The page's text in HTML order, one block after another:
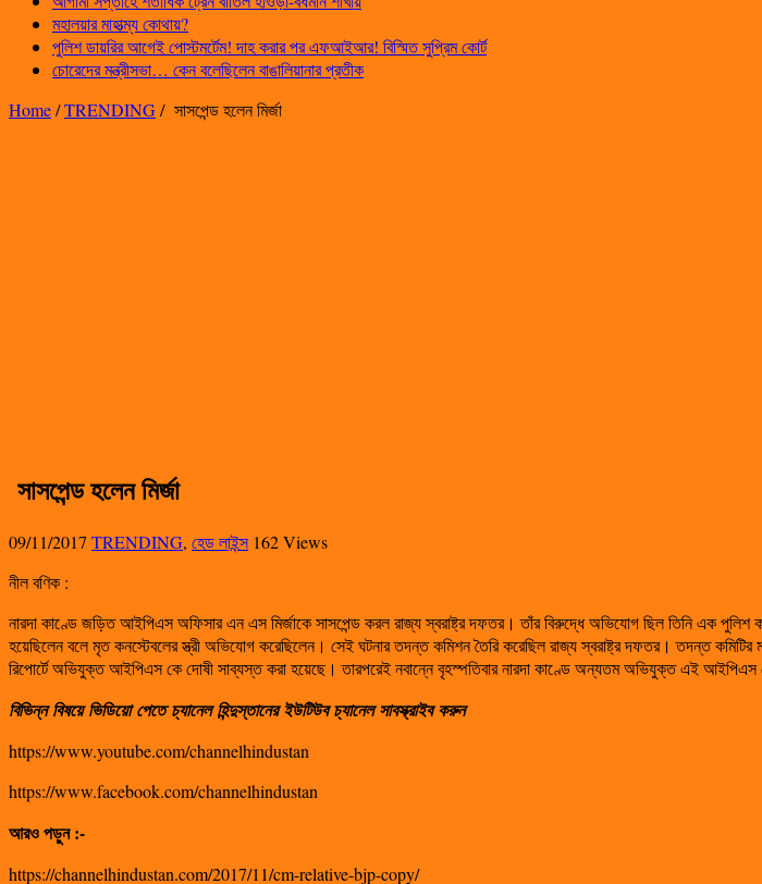
মহালয়ার মাহাত্ম্য কোথায়?
পুলিশ ডায়রির আগেই পোস্টমর্টেম! দাহ করার পর এফআইআর! বিস্মিত সুপ্রিম কোর্ট
চোরেদের মন্ত্রীসভা… কেন বলেছিলেন বাঙালিয়ানার প্রতীক
Home/TRENDING/ সাসপেন্ড হলেন মির্জা
সাসপেন্ড হলেন মির্জা
09/11/2017 TRENDING, হেড লাইন্স 162 Views
নীল বণিক :
নারদা কাণ্ডে জড়িত আইপিএস অফিসার এন এস মির্জাকে সাসপেন্ড করল রাজ্য স্বরাষ্ট্র দফতর। তাঁর বিরুদ্ধে অভিযোগ ছিল তিনি এক পুলিশ
হয়েছিলেন বলে মৃত কনস্টেবলের স্ত্রী অভিযোগ করেছিলেন। সেই ঘটনার তদন্ত কমিশন তৈরি করেছিল রাজ্য স্বরাষ্ট্র দফতর। তদন্ত
রিপোর্টে অভিযুক্ত আইপিএস কে দোষী সাব্যস্ত করা হয়েছে। তারপরেই নবান্নে বৃহস্পতিবার নারদা কাণ্ডে অন্যতম অভিযুক্ত এই আইপিএস
বিভিন্ন বিষয়ে ভিডিয়ো পেতে চ্যানেল হিন্দুস্তানের ইউটিউব চ্যানেল সাবস্ক্রাইব করুন
https://www.youtube.com/channelhindustan
https://www.facebook.com/channelhindustan
আরও পড়ুন :-
https://channelhindustan.com/2017/11/cm-relative-bjp-copy/